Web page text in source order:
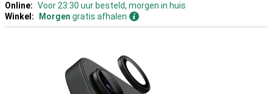
Online: Voor 23:30 uur besteld, morgen in huis
Winkel:
Morgen gratis afhalen